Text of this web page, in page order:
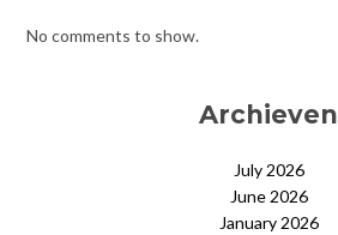
No comments to show.
Archieven
July 2026
June 2026
January 2026